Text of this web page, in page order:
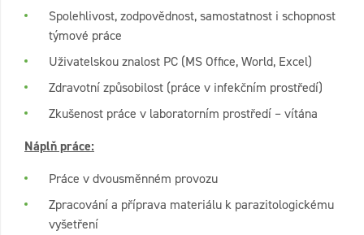
Spolehlivost, zodpovědnost, samostatnost i schopnost
týmové práce
Uživatelskou znalost PC (MS Office, World, Excel)
Zdravotní způsobilost (práce v infekčním prostředí)
Zkušenost práce v laboratorním prostředí – vítána
Náplň práce:
Práce v dvousměnném provozu
Zpracování a příprava materiálu k parazitologickému
vyšetření